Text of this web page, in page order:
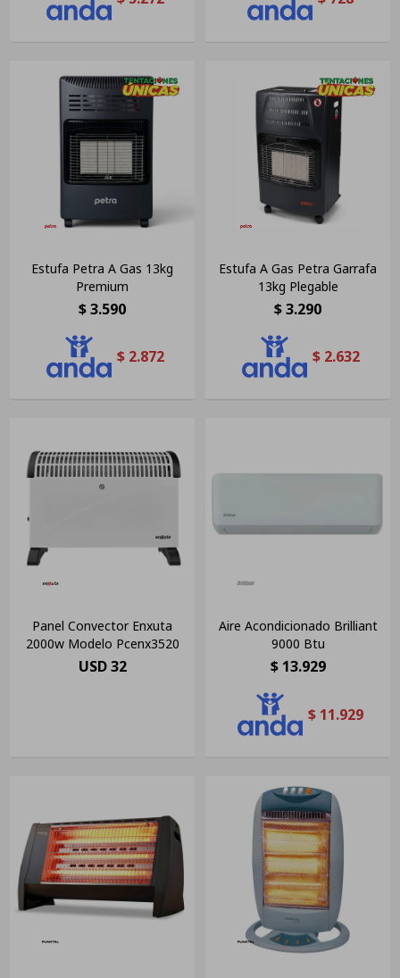
Estufa Petra A Gas 13kg
Premium
$3.590
$ 2.872
Estufa A Gas Petra Garrafa
13kg Plegable
$3.290
$ 2.632
Panel Convector Enxuta
2000w Modelo Pcenx3520
USD 32
Aire Acondicionado Brilliant
9000 Btu
$ 13.929
$ 11.929